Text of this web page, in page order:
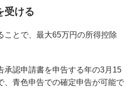
受ける
ことで、最大65万円の所得控除
承認申請書を申告する年の3月15
、青色申告での確定申告が可能で